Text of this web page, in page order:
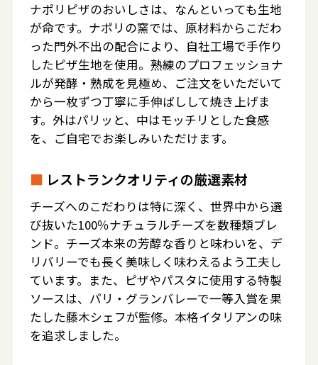
ナポリピザのおいしさは、なんといっても生地
が命です。ナポリの窯では、原材料からこだわ
った門外不出の配合により、自社工場で手作り
したピザ生地を使用。熟練のプロフェッショナ
ルが発酵・熟成を見極め、ご注文をいただいて
から一枚ずつ丁寧に手伸ばしして焼き上げま
す。外はパリッと、中はモッチリとした食感
を、ご自宅でお楽しみいただけます。
■ レストランクオリティの厳選素材
チーズへのこだわりは特に深く、世界中から選
び抜いた100％ナチュラルチーズを数種類ブレ
ンド。チーズ本来の芳醇な香りと味わいを、デ
リバリーでも長く美味しく味わえるよう工夫し
ています。また、ピザやパスタに使用する特製
ソースは、パリ・グランバレーで一等入賞を果
たした藤木シェフが監修。本格イタリアンの味
を追求しました。